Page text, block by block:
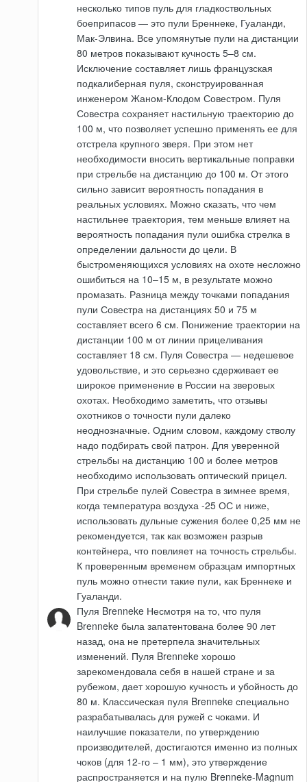
несколько типов пуль для гладкоствольных
боеприпасов — это пули Бреннеке, Гуаланди,
Мак-Элвина. Все упомянутые пули на дистанции
80 метров показывают кучность 5–8 см.
Исключение составляет лишь французская
подкалиберная пуля, сконструированная
инженером Жаном-Клодом Совестром. Пуля
Совестра сохраняет настильную траекторию до
100 м, что позволяет успешно применять ее для
отстрела крупного зверя. При этом нет
необходимости вносить вертикальные поправки
при стрельбе на дистанцию до 100 м. От этого
сильно зависит вероятность попадания в
реальных условиях. Можно сказать, что чем
настильнее траектория, тем меньше влияет на
вероятность попадания пули ошибка стрелка в
определении дальности до цели. В
быстроменяющихся условиях на охоте несложно
ошибиться на 10–15 м, в результате можно
промазать. Разница между точками попадания
пули Совестра на дистанциях 50 и 75 м
составляет всего 6 см. Понижение траектории на
дистанции 100 м от линии прицеливания
составляет 18 см. Пуля Совестра — недешевое
удовольствие, и это серьезно сдерживает ее
широкое применение в России на зверовых
охотах. Необходимо заметить, что отзывы
охотников о точности пули далеко
неоднозначные. Одним словом, каждому стволу
надо подбирать свой патрон. Для уверенной
стрельбы на дистанцию 100 и более метров
необходимо использовать оптический прицел.
При стрельбе пулей Совестра в зимнее время,
когда температура воздуха -25 ОС и ниже,
использовать дульные сужения более 0,25 мм не
рекомендуется, так как возможен разрыв
контейнера, что повлияет на точность стрельбы.
К проверенным временем образцам импортных
пуль можно отнести такие пули, как Бреннеке и
Гуаланди.
Пуля Brenneke Несмотря на то, что пуля
Brenneke была запатентована более 90 лет
назад, она не претерпела значительных
изменений. Пуля Brenneke хорошо
зарекомендовала себя в нашей стране и за
рубежом, дает хорошую кучность и убойность до
80 м. Классическая пуля Brenneke специально
разрабатывалась для ружей с чоками. И
наилучшие показатели, по утверждению
производителей, достигаются именно из полных
чоков (для 12-го – 1 мм), это утверждение
распространяется и на пулю Brenneke-Magnum